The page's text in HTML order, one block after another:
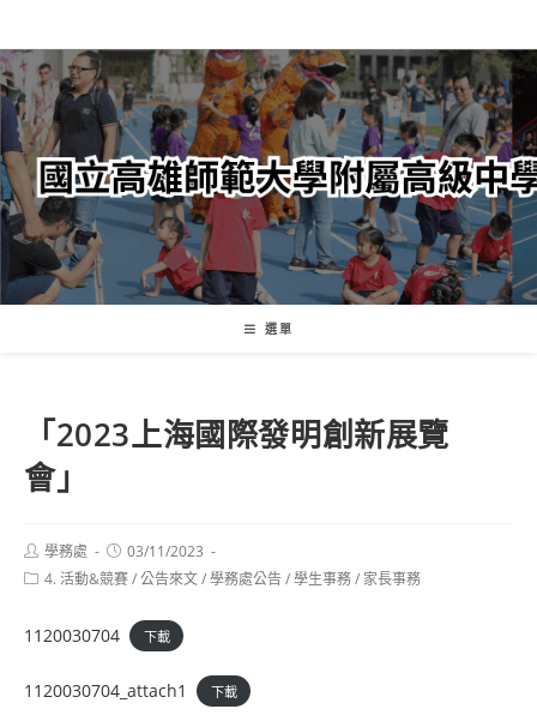
轉
至
主
內
容
選單
「2023上海國際發明創新展覽
會」
Post
author:
學務處
Post
published:
03/11/2023
Post4. 活動&競賽/公告來文/學務處公告/學生事務/ 家長事務
1120030704 下載
1120030704_attach1 下載